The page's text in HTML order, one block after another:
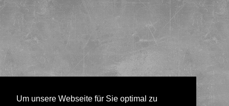
Um unsere Webseite für Sie optimal zu